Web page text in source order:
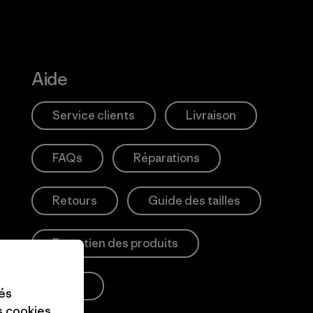
Aide
Service clients Livraison
FAQs Réparations
Retours Guide des tailles
Entretien des produits